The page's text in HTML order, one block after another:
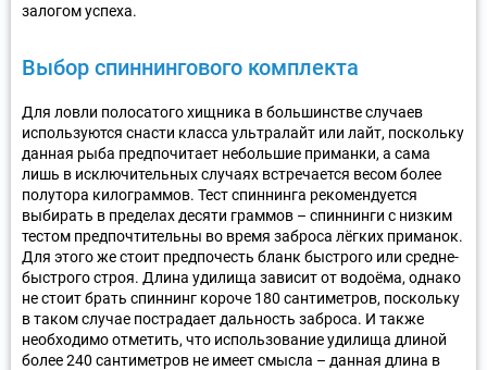
залогом успеха.
Выбор спиннингового комплекта
Для ловли полосатого хищника в большинстве случаев
используются снасти класса ультралайт или лайт, поскольку
данная рыба предпочитает небольшие приманки, а сама
лишь в исключительных случаях встречается весом более
полутора килограммов. Тест спиннинга рекомендуется
выбирать в пределах десяти граммов – спиннинги с низким
тестом предпочтительны во время заброса лёгких приманок.
Для этого же стоит предпочесть бланк быстрого или средне-
быстрого строя. Длина удилища зависит от водоёма, однако
не стоит брать спиннинг короче 180 сантиметров, поскольку
в таком случае пострадает дальность заброса. И также
необходимо отметить, что использование удилища длиной
более 240 сантиметров не имеет смысла – данная длина в